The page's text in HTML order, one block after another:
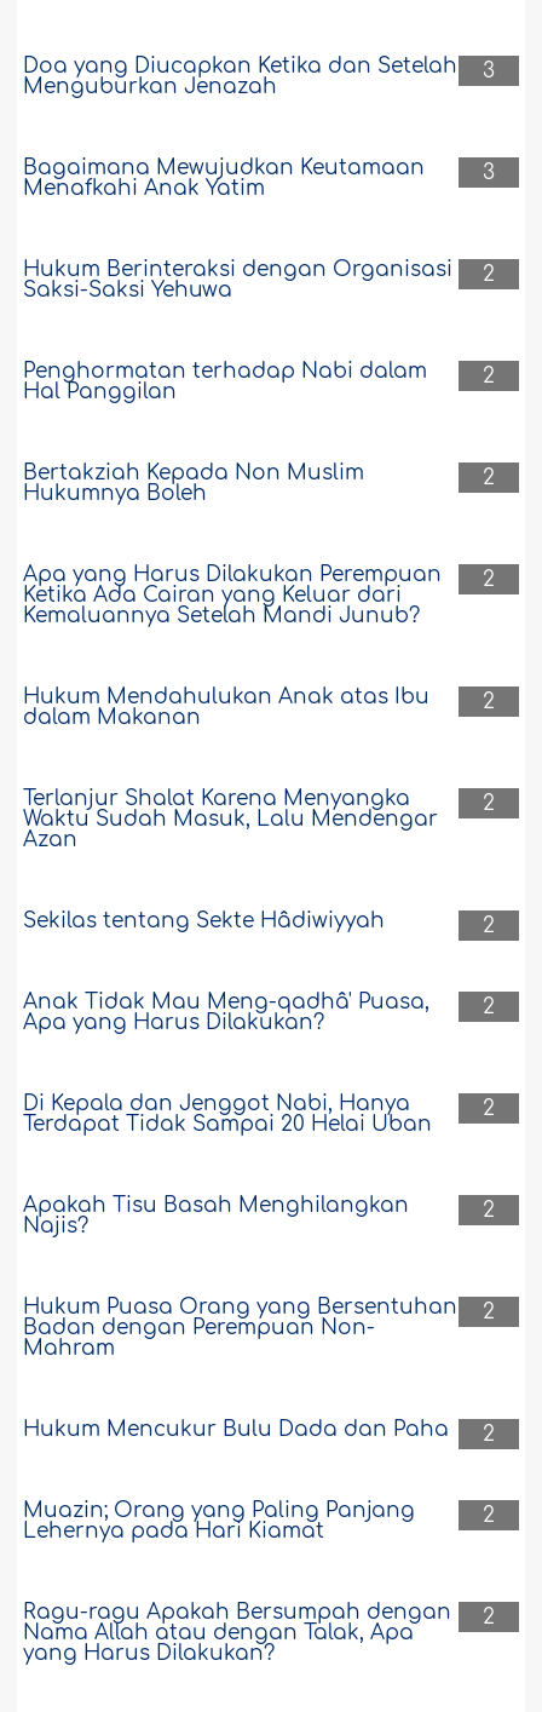
3
Doa yang Diucapkan Ketika dan Setelah
Menguburkan Jenazah
3
Bagaimana Mewujudkan Keutamaan
Menafkahi Anak Yatim
2
Hukum Berinteraksi dengan Organisasi
Saksi-Saksi Yehuwa
2
Penghormatan terhadap Nabi dalam
Hal Panggilan
2
Bertakziah Kepada Non Muslim
Hukumnya Boleh
2
Apa yang Harus Dilakukan Perempuan
Ketika Ada Cairan yang Keluar dari
Kemaluannya Setelah Mandi Junub?
2
Hukum Mendahulukan Anak atas Ibu
dalam Makanan
2
Terlanjur Shalat Karena Menyangka
Waktu Sudah Masuk, Lalu Mendengar
Azan
2
Sekilas tentang Sekte Hâdiwiyyah
2
Anak Tidak Mau Meng-qadhâ' Puasa,
Apa yang Harus Dilakukan?
2
Di Kepala dan Jenggot Nabi, Hanya
Terdapat Tidak Sampai 20 Helai Uban
2
Apakah Tisu Basah Menghilangkan
Najis?
2
Hukum Puasa Orang yang Bersentuhan
Badan dengan Perempuan Non-
Mahram
2
Hukum Mencukur Bulu Dada dan Paha
2
Muazin; Orang yang Paling Panjang
Lehernya pada Hari Kiamat
2
Ragu-ragu Apakah Bersumpah dengan
Nama Allah atau dengan Talak, Apa
yang Harus Dilakukan?